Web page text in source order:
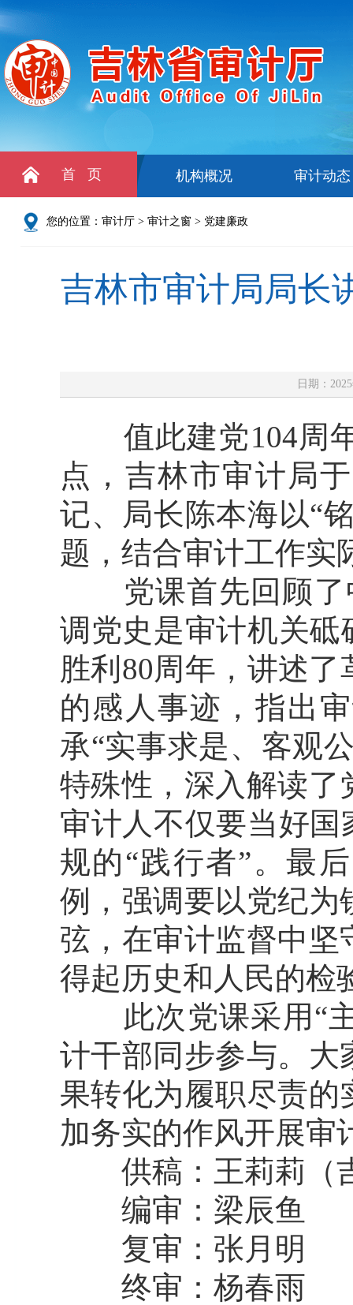
首 页 机构概况 审计动态
您的位置： 审计厅 > 审计之窗 > 党建廉政
吉林市审计局局长
日期：
值此建党104周年
点，吉林市审计局
记、局长陈本海以“
题，结合审计工作实
党课首先回顾了
调党史是审计机关砥
胜利80周年，讲述
的感人事迹，指出
承“实事求是、客观
特殊性，深入解读了
审计人不仅要当好国
规的“践行者”。最
例，强调要以党纪为
弦，在审计监督中
得起历史和人民的检
此次党课采用“主
计干部同步参与。大
果转化为履职尽责
加务实的作风开展审
供稿：王莉莉（
编审：梁辰鱼
复审：张月明
终审：杨春雨